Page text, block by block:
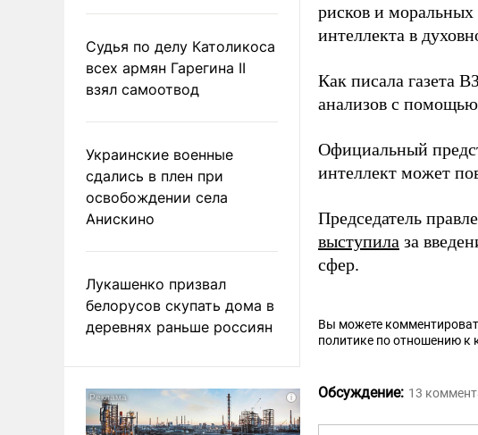
Судья по делу Католикоса
всех армян Гарегина II
взял самоотвод
Украинские военные
сдались в плен при
освобождении села
Анискино
Лукашенко призвал
белорусов скупать дома в
деревнях раньше россиян
рисков и моральных
интеллекта в
Как писала газета
анализов с помощью
Официальный
интеллект может
Председатель
выступила за
сфер.
Вы можете
политике по отношению к
Обсуждение: 13